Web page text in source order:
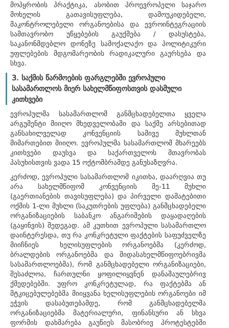
მოპყრობის პრაქტიკა, ასობით პროევროპელი საჯარო
მოხელის გათავისუფლება, დამოუკიდებელი,
მაკონტროლებელი ორგანოებისა და ევროინტეგრაციის
სამთავრობო უწყებების გაუქმება / დასუსტება,
საკანონმდებლო დონეზე სამოქალაქო და პოლიტიკური
უფლებების მდგომარეობის რადიკალური გაურსება და
სხვა.
3. საქმის წარმოების ფარგლებში ევროპული
სასამართლოს მიერ სახელმწიფოსთვის დასმული
კითხვები
ევროპულმა სასამართლომ განმცხადებელთა ყველა
არგუმენტი მიიღო მხედველობაში და საქმე არსებითად
განსახილველად კონვენციის სამივე მუხლთან
მიმართებით მიიღო. ევროპულმა სასამართლომ მხარეებს
კითხვები დაუსვა და საქართველოს მთავრობას
პასუხისთვის ვადა 15 ოქტომბრამდე განუსაზღვრა.
კერძოდ, ევროპული სასამართლომ იკითხა, დაარღვია თუ
არა სახელმწიფომ კონვენციის მე-11 მუხლი
(გაერთიანების თავისუფლება) და პირველი დამატებითი
ოქმის 1-ლი მუხლი (საკუთრების უფლება) განმცხადებელი
ორგანიზაციების საბანკო ანგარიშების დაყადაღების
(გაყინვის) შედეგად. ამ კუთხით ევროპული სასამართლო
დაინტერესდა, თუ რა კონკრეტული ფაქტების საფუძველზე
მიიჩნიეს ხელისუფლების ორგანოებმა (კერძოდ,
ბრალდების ორგანოებმა და შიდასახელმწიფოებრივმა
სასამართლოებმა), რომ განმცხადებელი ორგანიზაციები,
შესაძლოა, ჩართულნი ყოფილიყვნენ დანაშაულებრივ
ქმედებებში. უფრო კონკრეტულად, რა ფაქტებმა ან
მტკიცებულებებმა მიიყვანა ხელისუფლების ორგანოები იმ
ეჭვის დასაბუთებამდე, რომ განმცხადებელმა
ორგანიზაციებმა მატერიალური, ფინანსური ან სხვა
ფორმის დახმარება გაუწიეს მასობრივ პროტესტებში